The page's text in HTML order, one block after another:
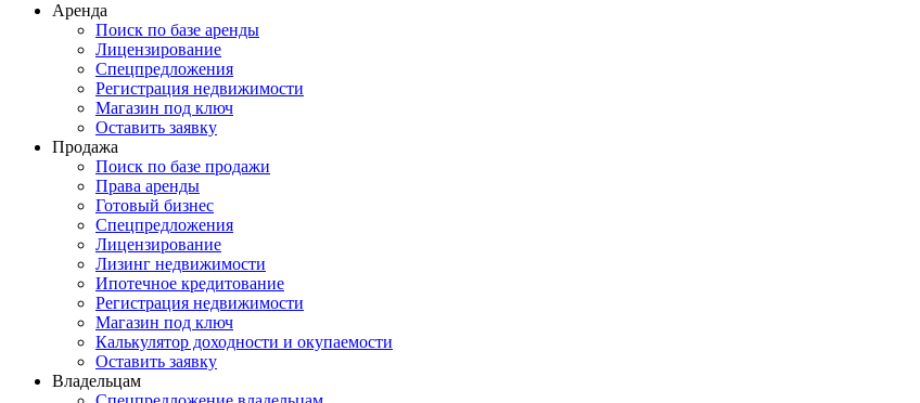
Аренда
Поиск по базе аренды
Лицензирование
Спецпредложения
Регистрация недвижимости
Магазин под ключ
Оставить заявку
Продажа
Поиск по базе продажи
Права аренды
Готовый бизнес
Спецпредложения
Лицензирование
Лизинг недвижимости
Ипотечное кредитование
Регистрация недвижимости
Магазин под ключ
Калькулятор доходности и окупаемости
Оставить заявку
Владельцам